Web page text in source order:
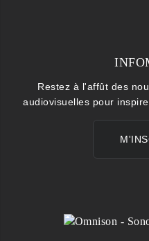
Restez à l'affût des
audiovisuelles pour